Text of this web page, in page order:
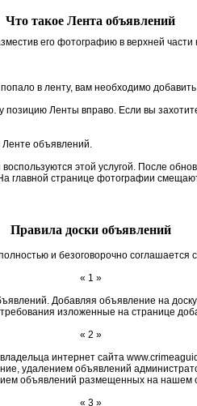
Что такое Лента объявлений
его фотографию в верхней
в ленту, вам необходимо
Ленты вправо. Если вы
Ленте объявлений.
этой услугой. После
главной странице фотографии
Правила доски объявлений
и безоговорочно
« 1 »
Добавляя объявление на
изложенные на странице
« 2 »
интернет сайта
удалением объявлений
объявлений размещенных на нашем
« 3 »